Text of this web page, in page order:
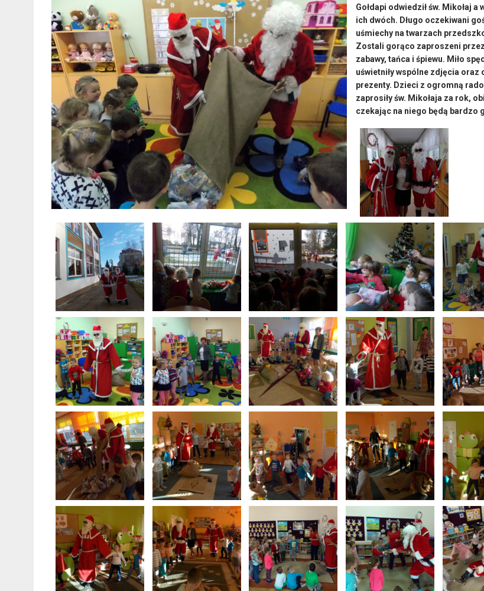
Gołdapi odwiedził św. Mikołaj a
ich dwóch. Długo oczekiwani
uśmiechy na twarzach
Zostali gorąco zaproszeni
zabawy, tańca i śpiewu. Miło
uświetniły wspólne zdjęcia oraz
prezenty. Dzieci z ogromną
zaprosiły św. Mikołaja za rok,
czekając na niego będą bardzo